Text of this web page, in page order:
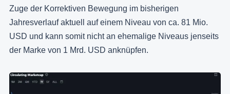
Zuge der Korrektiven Bewegung im bisherigen
Jahresverlauf aktuell auf einem Niveau von ca. 81 Mio.
USD und kann somit nicht an ehemalige Niveaus jenseits
der Marke von 1 Mrd. USD anknüpfen.